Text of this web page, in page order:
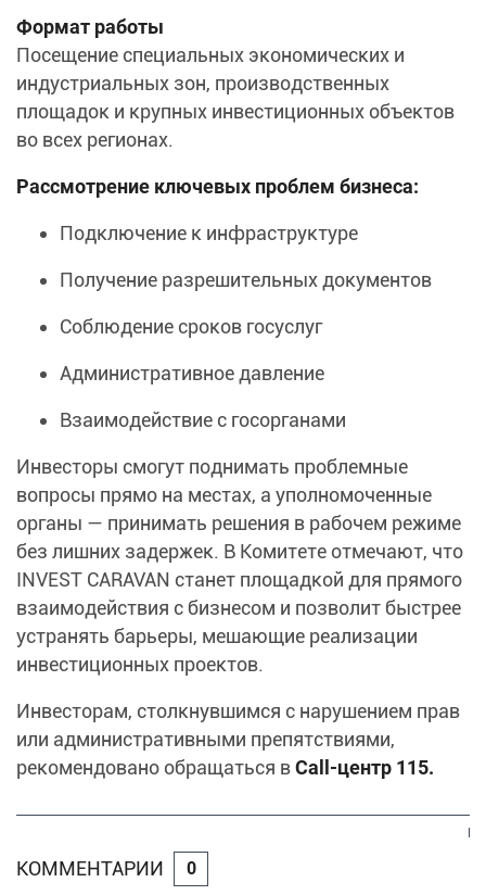
Формат работы
Посещение специальных экономических и
индустриальных зон, производственных
площадок и крупных инвестиционных объектов
во всех регионах.
Рассмотрение ключевых проблем бизнеса:
Подключение к инфраструктуре
Получение разрешительных документов
Соблюдение сроков госуслуг
Административное давление
Взаимодействие с госорганами
Инвесторы смогут поднимать проблемные
вопросы прямо на местах, а уполномоченные
органы — принимать решения в рабочем режиме
без лишних задержек. В Комитете отмечают, что
INVEST CARAVAN станет площадкой для прямого
взаимодействия с бизнесом и позволит быстрее
устранять барьеры, мешающие реализации
инвестиционных проектов.
Инвесторам, столкнувшимся с нарушением прав
или административными препятствиями,
рекомендовано обращаться вCall-центр 115.
КОММЕНТАРИИ 0